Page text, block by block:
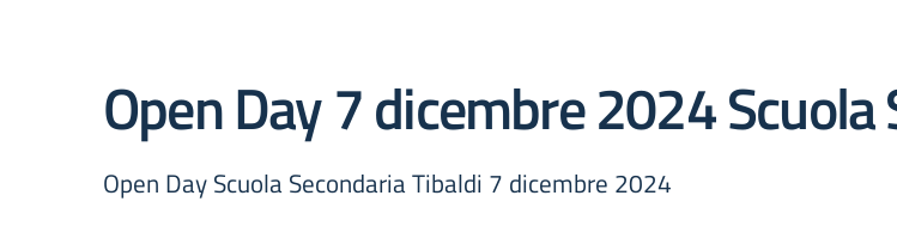
Open Day 7 dicembre 2024
Open Day Scuola Secondaria Tibaldi 7 dicembre 2024